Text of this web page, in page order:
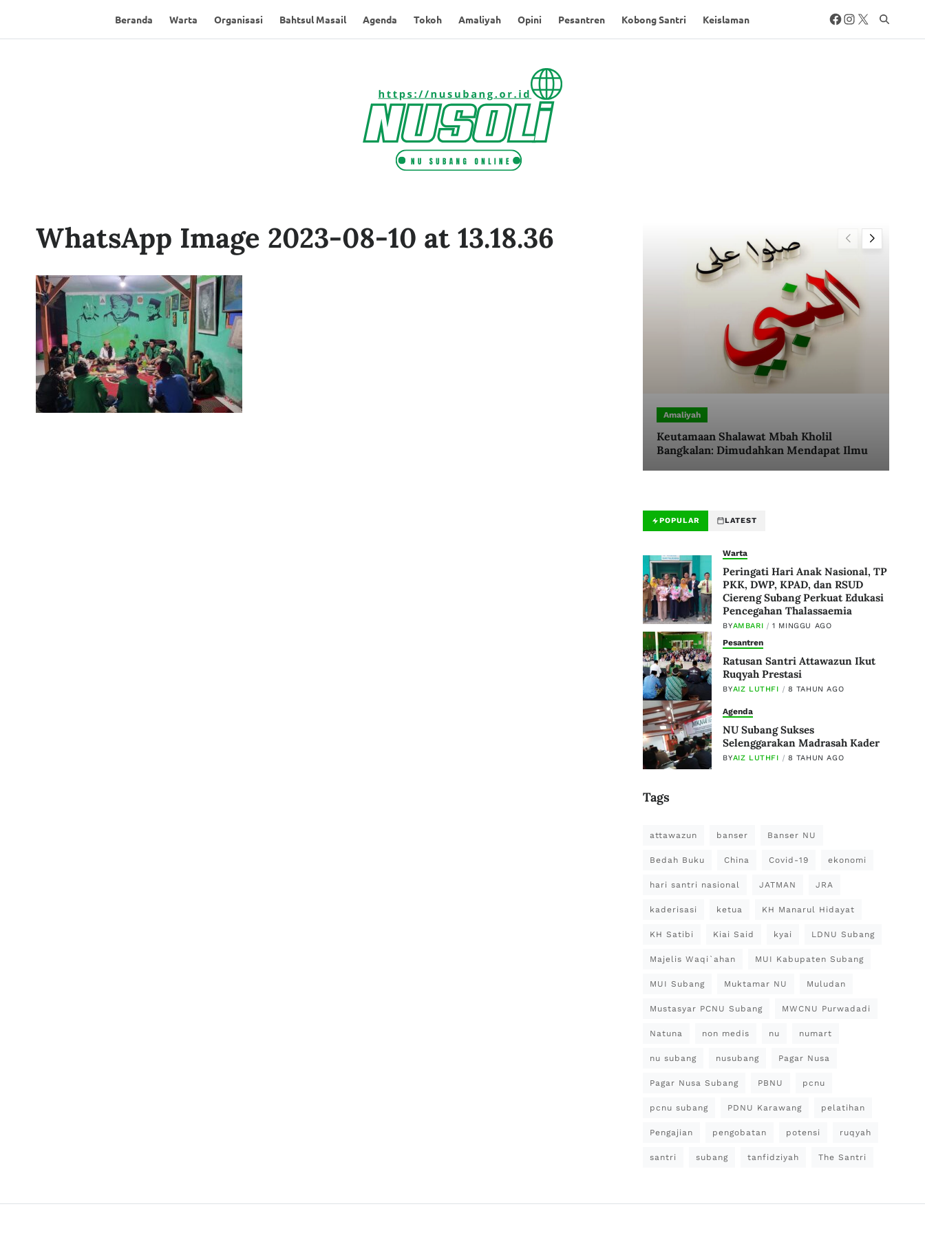
Beranda Warta Organisasi Bahtsul Masail Agenda Tokoh Amaliyah Opini Pesantren Kobong Santri Keislaman
WhatsApp Image 2023-08-10 at 13.18.36
Amaliyah
Keutamaan Shalawat Mbah Kholil
Bangkalan: Dimudahkan Mendapat Ilmu
POPULAR LATEST
Warta
Peringati Hari Anak Nasional, TP
PKK, DWP, KPAD, dan RSUD
Ciereng Subang Perkuat Edukasi
Pencegahan Thalassaemia
BYAMBARI 1 MINGGU AGO
Pesantren
Ratusan Santri Attawazun Ikut
Ruqyah Prestasi
BYAIZ LUTHFI 8 TAHUN AGO
Agenda
NU Subang Sukses
Selenggarakan Madrasah Kader
BYAIZ LUTHFI 8 TAHUN AGO
Tags
attawazun banser Banser NU
Bedah Buku China Covid-19 ekonomi
hari santri nasional JATMAN JRA
kaderisasi ketua KH Manarul Hidayat
KH Satibi Kiai Said kyai LDNU Subang
Majelis Waqi`ahan MUI Kabupaten Subang
MUI Subang Muktamar NU Muludan
Mustasyar PCNU Subang MWCNU Purwadadi
Natuna non medis nu numart
nu subang nusubang Pagar Nusa
Pagar Nusa Subang PBNU pcnu
pcnu subang PDNU Karawang pelatihan
Pengajian pengobatan potensi ruqyah
santri subang tanfidziyah The Santri